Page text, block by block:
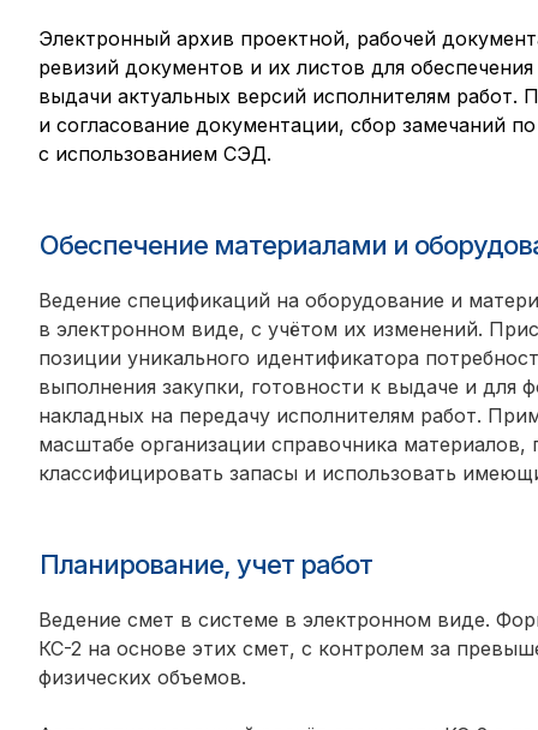
Электронный архив проектной, рабочей
ревизий документов и их листов для
выдачи актуальных версий исполнителям работ.
и согласование документации, сбор замечаний
с использованием СЭД.
Обеспечение материалами и
Ведение спецификаций на оборудование и
в электронном виде, с учётом их изменений.
позиции уникального идентификатора
выполнения закупки, готовности к выдаче и для
накладных на передачу исполнителям работ.
масштабе организации справочника материалов,
классифицировать запасы и использовать
Планирование, учет работ
Ведение смет в системе в электронном виде.
КС-2 на основе этих смет, с контролем за
физических объемов.